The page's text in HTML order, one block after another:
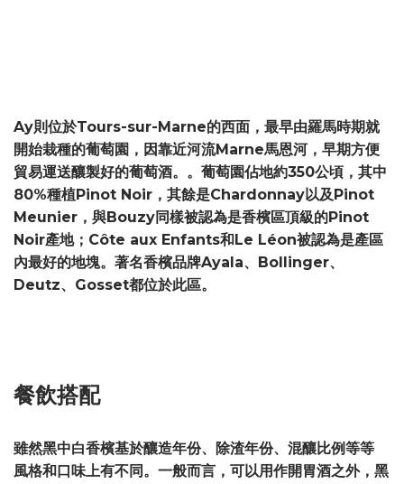
Ay則位於Tours-sur-Marne的西面，最早由羅馬時期就
開始栽種的葡萄園，因靠近河流Marne馬恩河，早期方便
貿易運送釀製好的葡萄酒。。葡萄園佔地約350公頃，其中
80%種植Pinot Noir，其餘是Chardonnay以及Pinot
Meunier，與Bouzy同樣被認為是香檳區頂級的Pinot
Noir產地；Côte aux Enfants和Le Léon被認為是產區
內最好的地塊。著名香檳品牌Ayala、Bollinger、
Deutz、Gosset都位於此區。
餐飲搭配
雖然黑中白香檳基於釀造年份、除渣年份、混釀比例等等
風格和口味上有不同。一般而言，可以用作開胃酒之外，黑